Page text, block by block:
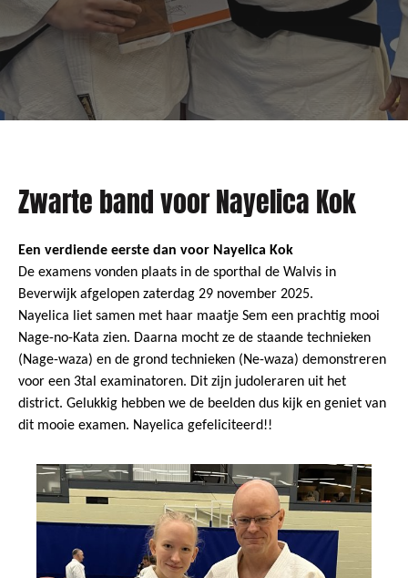
Zwarte band voor Nayelica Kok
Een verdiende eerste dan voor Nayelica Kok
De examens vonden plaats in de sporthal de Walvis in
Beverwijk afgelopen zaterdag 29 november 2025.
Nayelica liet samen met haar maatje Sem een prachtig mooi
Nage-no-Kata zien. Daarna mocht ze de staande technieken
(Nage-waza) en de grond technieken (Ne-waza) demonstreren
voor een 3tal examinatoren. Dit zijn judoleraren uit het
district. Gelukkig hebben we de beelden dus kijk en geniet van
dit mooie examen. Nayelica gefeliciteerd!!